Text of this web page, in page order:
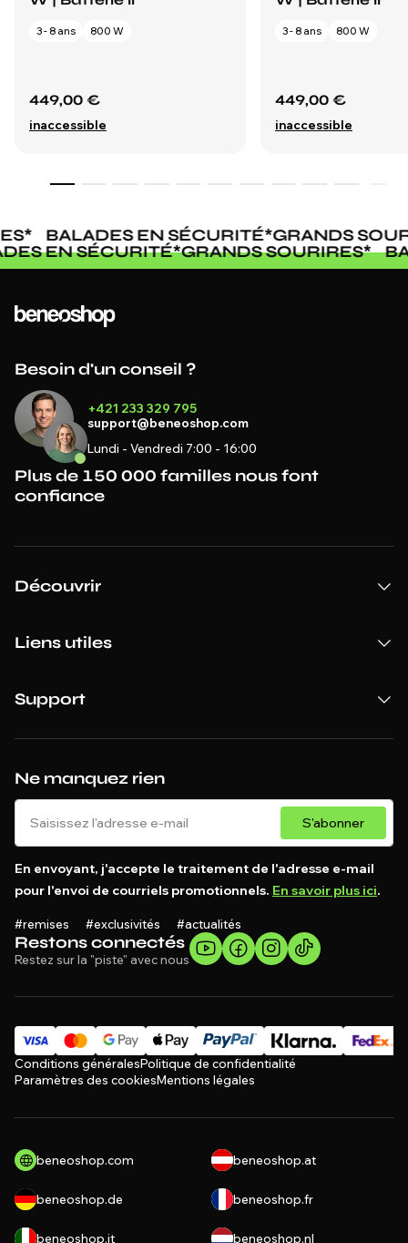
3 - 8 ans 800 W
449,00 €
inaccessible
3 - 8 ans 800 W
449,00 €
inaccessible
* BALADES EN SÉCURITÉ*GRANDS
EN SÉCURITÉ*GRANDS SOURIRES*
Restons connectés
Restez sur la "piste" avec nous
Ne manquez rien
S'abonner
En envoyant, j'accepte le traitement de l'adresse e-mail
pour l'envoi de courriels promotionnels. En savoir plus ici.
#remises #exclusivités #actualités
Besoin d'un conseil ?
+421 233 329 795
support@beneoshop.com
Lundi - Vendredi 7:00 - 16:00
Plus de 150 000 familles nous font
confiance
Découvrir
Liens utiles
Support
Conditions généralesPolitique de confidentialité
Paramètres des cookiesMentions légales
beneoshop.com beneoshop.at
beneoshop.de beneoshop.fr
beneoshop.it beneoshop.nl